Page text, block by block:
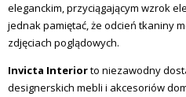
eleganckim, przyciągającym wzrok
jednak pamiętać, że odcień tkaniny
zdjęciach poglądowych.
Invicta Interiorto niezawodny
designerskich mebli i akcesoriów